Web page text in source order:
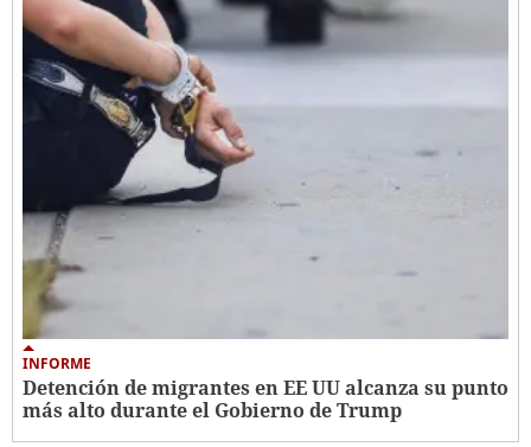
INFORME
Detención de migrantes en EE UU alcanza su punto
más alto durante el Gobierno de Trump